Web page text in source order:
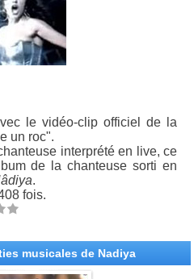
le vidéo-clip officiel de la
un roc".
interprété en live, ce
de la chanteuse sorti en
.
fois.
musicales de Nadiya